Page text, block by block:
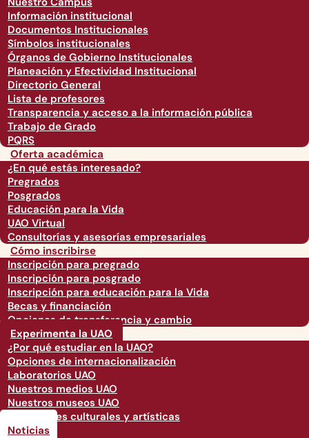
Información institucional
Documentos Institucionales
Símbolos institucionales
Órganos de Gobierno Institucionales
Planeación y Efectividad Institucional
Directorio General
Lista de profesores
Transparencia y acceso a la información pública
Trabajo de Grado
PQRS
Oferta académica
¿En qué estás interesado?
Pregrados
Posgrados
Educación para la Vida
UAO Virtual
Consultorías y asesorías empresariales
Cómo inscribirse
Inscripción para pregrado
Inscripción para posgrado
Inscripción para educación para la Vida
Becas y financiación
Opciones de transferencia y cambio
Experimenta la UAO
¿Por qué estudiar en la UAO?
Opciones de internacionalización
Laboratorios UAO
Nuestros medios UAO
Nuestros museos UAO
Actividades culturales y artísticas
Noticias